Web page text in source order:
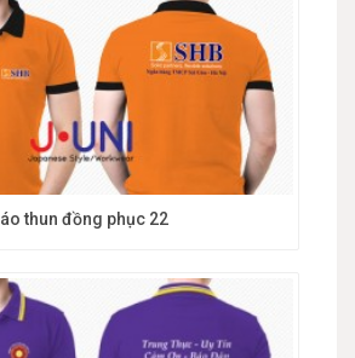
áo thun đồng phục 22